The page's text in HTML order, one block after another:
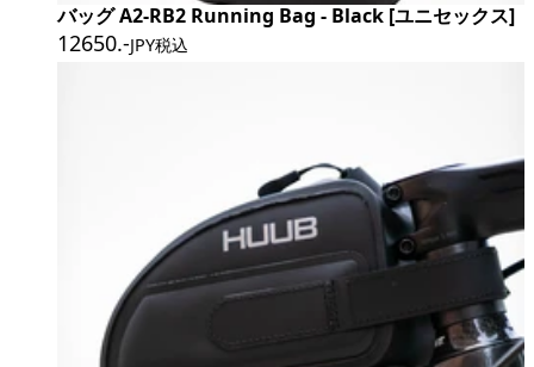
バッグ A2-RB2 Running Bag - Black [ユニセックス]
12650.-JPY税込